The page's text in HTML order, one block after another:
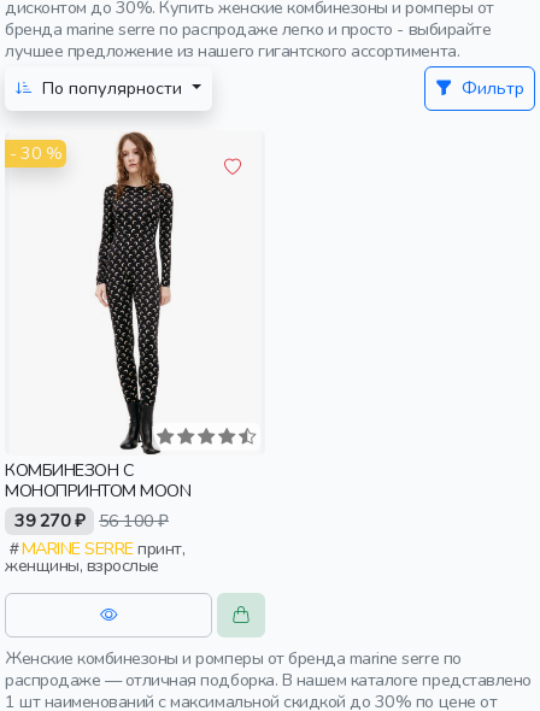
дисконтом до 30%. Купить женские комбинезоны и ромперы от
бренда marine serre по распродаже легко и просто - выбирайте
лучшее предложение из нашего гигантского ассортимента.
По популярности
Фильтр
- 30 %
КОМБИНЕЗОН С
МОНОПРИНТОМ MOON
39 270 ₽ 56 100 ₽
MARINE SERREпринт,
женщины, взрослые
Женские комбинезоны и ромперы от бренда marine serre по
распродаже — отличная подборка. В нашем каталоге представлено
1 шт наименований с максимальной скидкой до 30% по цене от